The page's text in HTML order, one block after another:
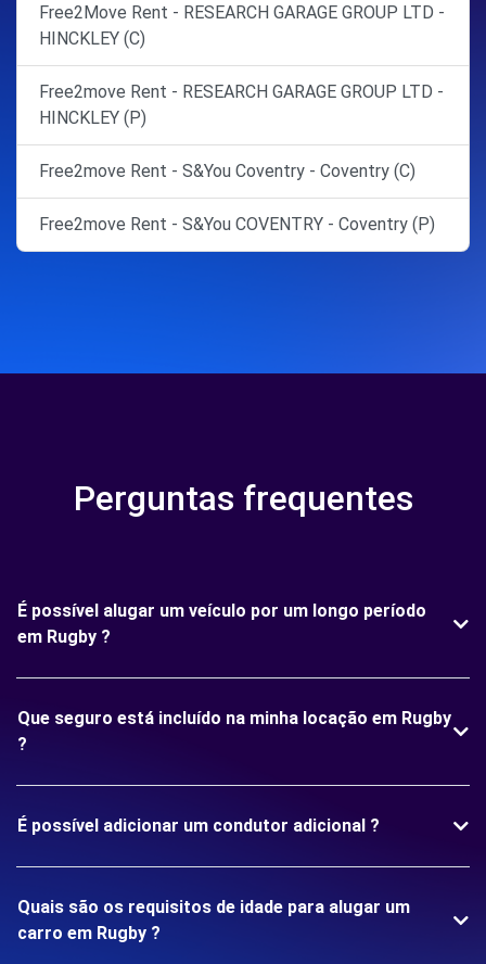
Free2Move Rent - RESEARCH GARAGE GROUP LTD -
HINCKLEY (C)
Free2move Rent - RESEARCH GARAGE GROUP LTD -
HINCKLEY (P)
Free2move Rent - S&You Coventry - Coventry (C)
Free2move Rent - S&You COVENTRY - Coventry (P)
Perguntas frequentes
É possível alugar um veículo por um longo período
em Rugby ?
Que seguro está incluído na minha locação em Rugby
?
É possível adicionar um condutor adicional ?
Quais são os requisitos de idade para alugar um
carro em Rugby ?